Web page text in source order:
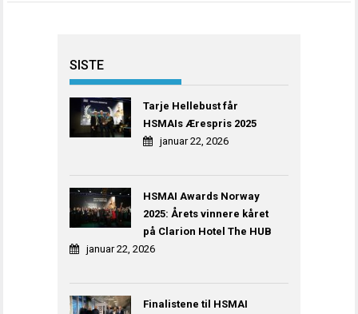
SISTE
Tarje Hellebust får
HSMAIs Ærespris 2025
januar 22, 2026
HSMAI Awards Norway
2025: Årets vinnere kåret
på Clarion Hotel The HUB
januar 22, 2026
Finalistene til HSMAI